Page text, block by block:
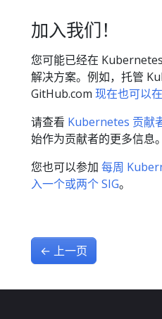
加入我们！
您可能已经在
解决方案。例如，托管
GitHub.com 现在也可以
请查看 Kubernetes 贡献
始作为贡献者的更多信息。
您也可以参加 每周
入一个或两个 SIG。
← 上一页